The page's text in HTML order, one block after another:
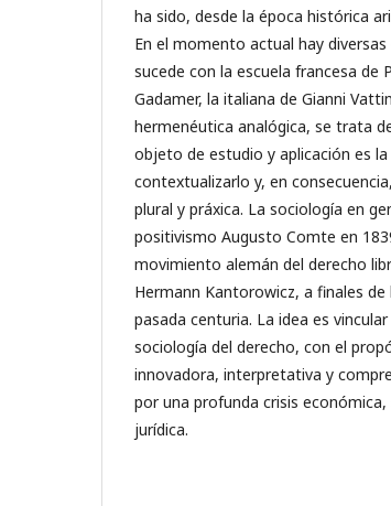
ha sido, desde la época histórica
En el momento actual hay
sucede con la escuela francesa de
Gadamer, la italiana de Gianni
hermenéutica analógica, se trata
objeto de estudio y aplicación es
contextualizarlo y, en
plural y práxica. La sociología en
positivismo Augusto Comte en
movimiento alemán del derecho
Hermann Kantorowicz, a finales
pasada centuria. La idea es
sociología del derecho, con el
innovadora, interpretativa y
por una profunda crisis
jurídica.